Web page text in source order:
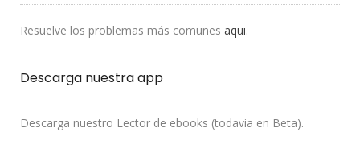
Resuelve los problemas más comunes aqui.
Descarga nuestra app
Descarga nuestro Lector de ebooks (todavia en Beta).